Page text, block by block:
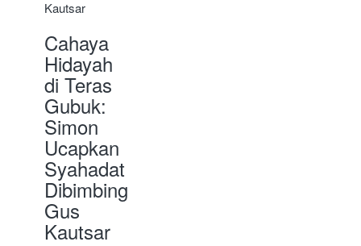
Cahaya
Hidayah
di Teras
Gubuk:
Simon
Ucapkan
Syahadat
Dibimbing
Gus
Kautsar